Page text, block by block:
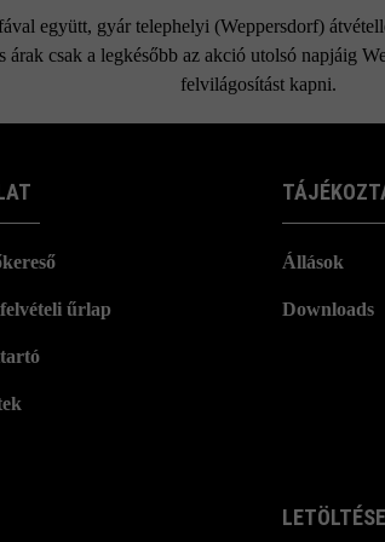
együtt, gyár telephelyi (Weppersdorf)
csak a legkésőbb az akció utolsó napjáig
felvilágosítást kapni.
űrlap
Állások
Downloads